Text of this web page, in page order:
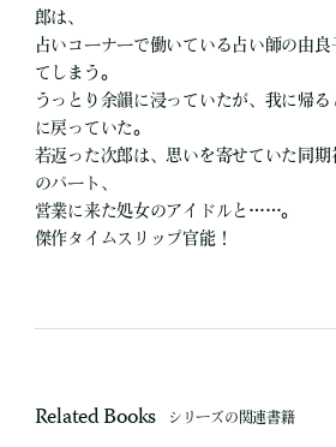
郎は、
占いコーナーで働いている占い師の由
てしまう。
うっとり余韻に浸っていたが、我に帰
に戻っていた。
若返った次郎は、思いを寄せていた同
のパート、
営業に来た処女のアイドルと……。
傑作タイムスリップ官能！
Related Books シリーズの関連書籍